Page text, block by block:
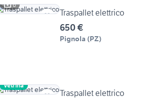
6
Traspallet elettrico
650 €
Pignola (PZ)
Vetrina
Traspallet elettrico